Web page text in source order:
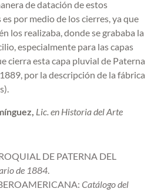
de datación de estos
por medio de los cierres, ya que
los realizaba, donde se grababa la
especialmente para las capas
cierra esta capa pluvial de Paterna
por la descripción de la fábrica
Lic. en Historia del Arte
DE PATERNA DEL
de 1884.
Catálogo del